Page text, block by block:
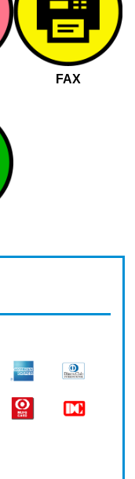
FAX